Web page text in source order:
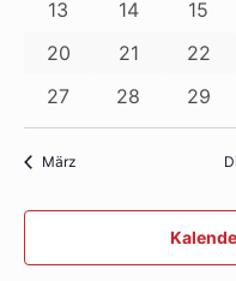
0
13
0
14
0
15
0
20
0
21
0
22
0
Veranstaltungen
27
0
28
0
29
März